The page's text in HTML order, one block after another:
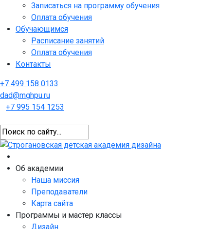
Записаться на программу обучения
Оплата обучения
Обучающимся
Расписание занятий
Оплата обучения
Контакты
+7 499 158 0133
dad@mghpu.ru
+7 995 154 1253
Об академии
Наша миссия
Преподаватели
Карта сайта
Программы и мастер классы
Дизайн